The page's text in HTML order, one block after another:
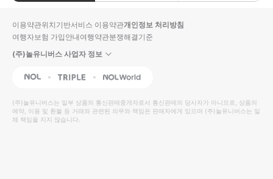
이용약관위치기반서비스 이용약관개인정보 처리방침
여행자보험 가입안내여행약관분쟁해결기준
(주)놀유니버스 사업자 정보
NOL Triple Interpark Global
(주)놀유니버스는 일부 상품의 통신판매중개자로서 통신판매의 당사자가 아니므로, 상품의
예약, 이용 및 환불 등 거래와 관련된 의무와 책임은 판매자에게 있으며 (주)놀유니버스는 일
체 책임을 지지 않습니다.